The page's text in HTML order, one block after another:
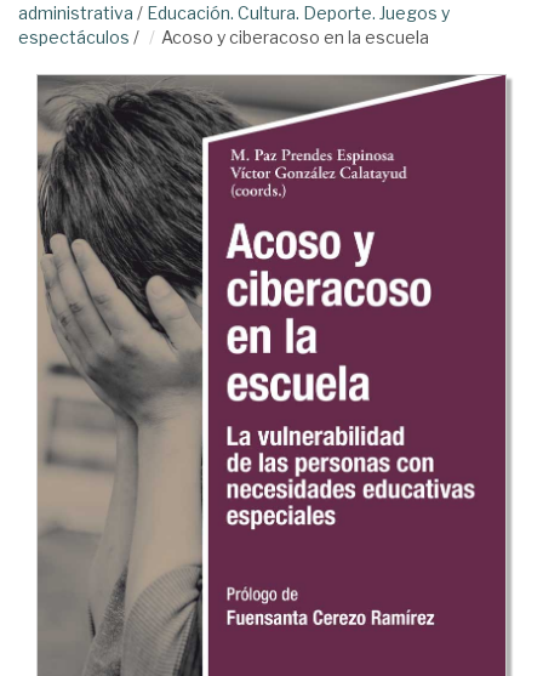
administrativa / Educación. Cultura. Deporte. Juegos y
espectáculos / Acoso y ciberacoso en la escuela